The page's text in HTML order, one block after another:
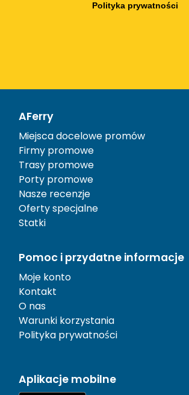
Polityka prywatności
AFerry
Miejsca docelowe promów
Firmy promowe
Trasy promowe
Porty promowe
Nasze recenzje
Oferty specjalne
Statki
Pomoc i przydatne informacje
Moje konto
Kontakt
O nas
Warunki korzystania
Polityka prywatności
Aplikacje mobilne